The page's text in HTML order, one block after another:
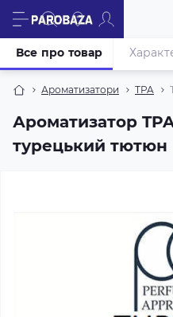
Ароматизатори TPA
Ароматизатор
турецький тютюн
Все про товар